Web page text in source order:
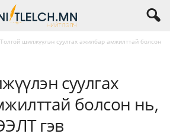
Толгой шилжүүлэн суулгах ажилбар амжилттай болсон
суулгах
болсон нь,
гэв